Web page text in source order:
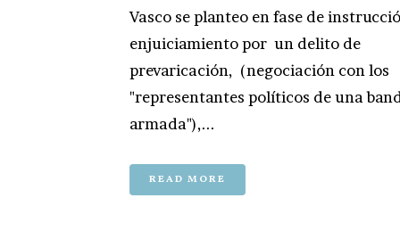
Vasco se planteo en fase de
enjuiciamiento por un delito de
prevaricación, (negociación con los
"representantes políticos de una
armada"),...
READ MORE